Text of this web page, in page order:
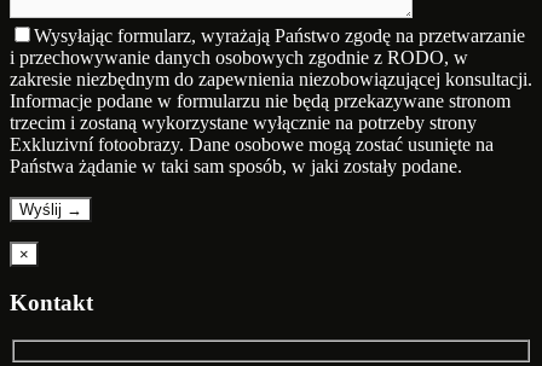
Wysyłając formularz, wyrażają Państwo zgodę na przetwarzanie
i przechowywanie danych osobowych zgodnie z RODO, w
zakresie niezbędnym do zapewnienia niezobowiązującej konsultacji.
Informacje podane w formularzu nie będą przekazywane stronom
trzecim i zostaną wykorzystane wyłącznie na potrzeby strony
Exkluzivní fotoobrazy. Dane osobowe mogą zostać usunięte na
Państwa żądanie w taki sam sposób, w jaki zostały podane.
×
Kontakt